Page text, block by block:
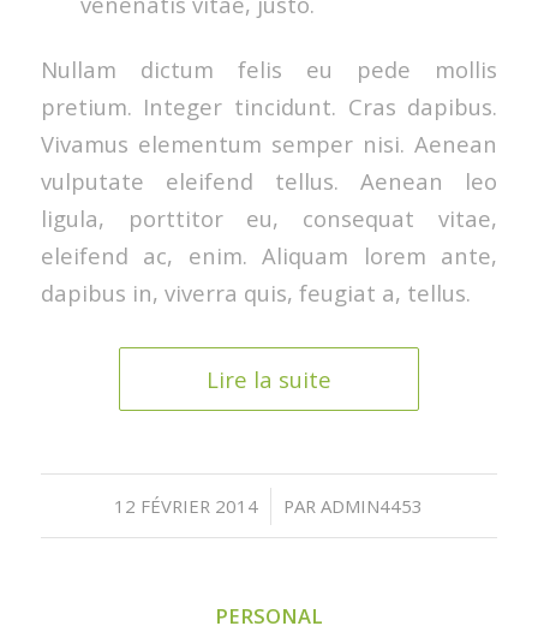
Nullam dictum felis eu pede mollis
pretium. Integer tincidunt. Cras dapibus.
Vivamus elementum semper nisi. Aenean
vulputate eleifend tellus. Aenean leo
ligula, porttitor eu, consequat vitae,
eleifend ac, enim. Aliquam lorem ante,
dapibus in, viverra quis, feugiat a, tellus.
Lire la suite
12 FÉVRIER 2014
/ PARADMIN4453
PERSONAL